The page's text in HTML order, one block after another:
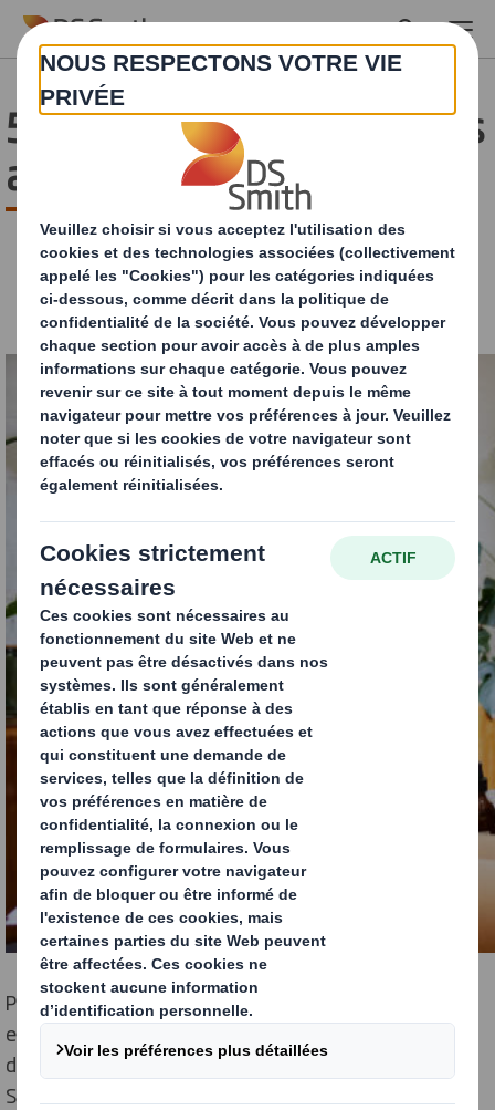
Skip to main content
5 alternatives écologiques
au papier bulle
Protéger lesobjets fragilespendant le transport est
essentiel. Le papier bulle, longtemps privilégié, pose
des problèmes écologiques, car il n’est pas recyclable.
Son attrait diminue : les réglementations